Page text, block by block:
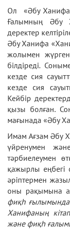
Ол «Әбу
Ғалымның Әбу
деректер
Әбу Ханифа
жолымен
білдіреді.
кезде сия
кезде сия
Кейбір
қызы болған.
мағынада «Әбу
Имам Ағзам Әбу
үйренумен
тәрбиелеумен
қажырлы еңбегі
әріптермен
оны рақымына
фиқһ ғылымында
Ханифаның
және фиқһ